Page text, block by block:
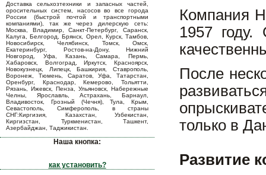
Доставка сельхозтехники и запасных частей,
оросительных систем, насосов во все города
России (быстрой почтой и транспортными
компаниями), так же через дилерскую сеть:
Москва, Владимир, Санкт-Петербург, Саранск,
Калуга, Белгород, Брянск, Орел, Курск, Тамбов,
Новосибирск, Челябинск, Томск, Омск,
Екатеринбург, Ростов-на-Дону, Нижний
Новгород, Уфа, Казань, Самара, Пермь,
Хабаровск, Волгоград, Иркутск, Красноярск,
Новокузнецк, Липецк, Башкирия, Ставрополь,
Воронеж, Тюмень, Саратов, Уфа, Татарстан,
Оренбург, Краснодар, Кемерово, Тольятти,
Рязань, Ижевск, Пенза, Ульяновск, Набережные
Челны, Ярославль, Астрахань, Барнаул,
Владивосток, Грозный (Чечня), Тула, Крым,
Севастополь, Симферополь, в страны
СНГ:Киргизия, Казахстан, Узбекистан,
Киргизстан, Туркменистан, Ташкент,
Азербайджан, Таджикистан.
Наша кнопка:
как установить?
Компания
1957
После
только в
Развитие